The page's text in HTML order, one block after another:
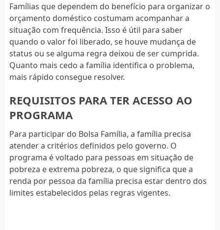
Famílias que dependem do benefício para organizar o
orçamento doméstico costumam acompanhar a
situação com frequência. Isso é útil para saber
quando o valor foi liberado, se houve mudança de
status ou se alguma regra deixou de ser cumprida.
Quanto mais cedo a família identifica o problema,
mais rápido consegue resolver.
REQUISITOS PARA TER ACESSO AO
PROGRAMA
Para participar do Bolsa Família, a família precisa
atender a critérios definidos pelo governo. O
programa é voltado para pessoas em situação de
pobreza e extrema pobreza, o que significa que a
renda por pessoa da família precisa estar dentro dos
limites estabelecidos pelas regras vigentes.